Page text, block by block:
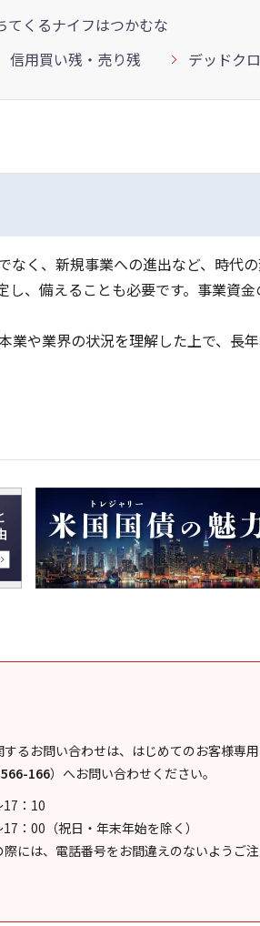
てくるナイフはつかむな
信用買い残・売り残 デッドク
なく、新規事業への進出など、時代
、備えることも必要です。事業資金
業や業界の状況を理解した上で、長
するお問い合わせは、はじめてのお客様専
166） へお問い合わせください。
：10
：00（祝日・年末年始を除く）
際には、電話番号をお間違えのないようご注